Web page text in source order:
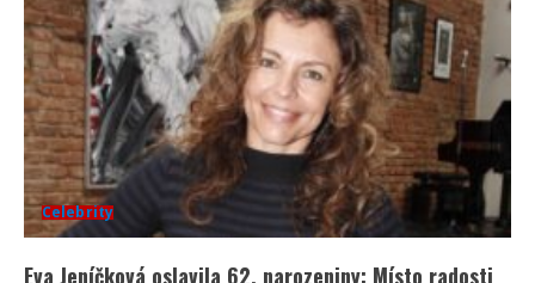
Celebrity
Eva Jeníčková oslavila 62. narozeniny: Místo radosti